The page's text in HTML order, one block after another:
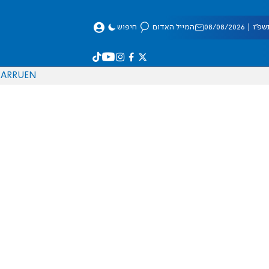
08/2026 המייל האדום חיפוש
EN
RU
AR